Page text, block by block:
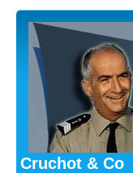
Cruchot & Co